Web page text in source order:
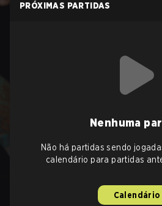
PRÓXIMAS PARTIDAS
Nenhuma
Não há partidas sendo
calendário para partidas
Calendário